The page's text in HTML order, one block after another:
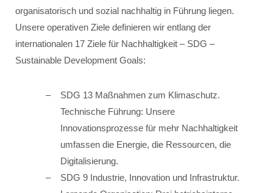
organisatorisch und sozial nachhaltig in Führung liegen.
Unsere operativen Ziele definieren wir entlang der
internationalen 17 Ziele für Nachhaltigkeit – SDG –
Sustainable Development Goals:
SDG 13 Maßnahmen zum Klimaschutz.
Technische Führung: Unsere
Innovationsprozesse für mehr Nachhaltigkeit
umfassen die Energie, die Ressourcen, die
Digitalisierung.
SDG 9 Industrie, Innovation und Infrastruktur.